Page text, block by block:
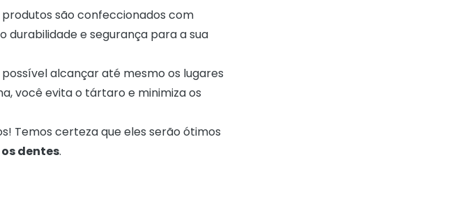
são confeccionados com
durabilidade e segurança para a sua
alcançar até mesmo os lugares
você evita o tártaro e minimiza os
Temos certeza que eles serão ótimos
dentes.